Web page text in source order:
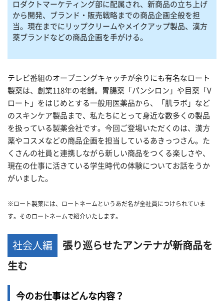
ロダクトマーケティング部に配属され、新商品の立ち上げ
から開発、ブランド・販売戦略までの商品企画全般を担
当。現在までにリップクリームやメイクアップ製品、漢方
薬ブランドなどの商品企画を手がける。
テレビ番組のオープニングキャッチが余りにも有名なロート
製薬は、創業118年の老舗。胃腸薬「パンシロン」や目薬「V
ロート」をはじめとする一般用医薬品から、「肌ラボ」など
のスキンケア製品まで、私たちにとって身近な数多くの製品
を扱っている製薬会社です。今回ご登場いただくのは、漢方
薬やコスメなどの商品企画を担当しているあきっつさん。た
くさんの社員と連携しながら新しい商品をつくる楽しさや、
現在の仕事に活きている学生時代の体験についてお話をうか
がいました。
※ロート製薬には、 ロート ネームというあだ名が全社員につけられていま
す。そのロート ネームで紹介いたします。
社会人編 張り巡らせたアンテナが新商品を
生む
今のお仕事はどんな内容？